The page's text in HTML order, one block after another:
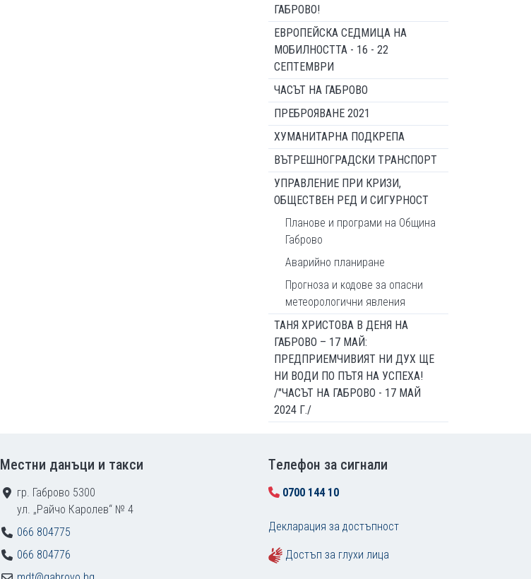
ГАБРОВО!
ЕВРОПЕЙСКА СЕДМИЦА НА
МОБИЛНОСТТА - 16 - 22
СЕПТЕМВРИ
ЧАСЪТ НА ГАБРОВО
ПРЕБРОЯВАНЕ 2021
ХУМАНИТАРНА ПОДКРЕПА
ВЪТРЕШНОГРАДСКИ ТРАНСПОРТ
УПРАВЛЕНИЕ ПРИ КРИЗИ,
ОБЩЕСТВЕН РЕД И СИГУРНОСТ
Планове и програми на Община
Габрово
Аварийно планиране
Прогноза и кодове за опасни
метеорологични явления
ТАНЯ ХРИСТОВА В ДЕНЯ НА
ГАБРОВО – 17 МАЙ:
ПРЕДПРИЕМЧИВИЯТ НИ ДУХ ЩЕ
НИ ВОДИ ПО ПЪТЯ НА УСПЕХА!
/"ЧАСЪТ НА ГАБРОВО - 17 МАЙ
2024 Г./
Местни данъци и такси
гр. Габрово 5300
ул. „Райчо Каролев“ № 4
066 804775
066 804776
Tелефон за сигнали
0700 144 10
Декларация за достъпност
Достъп за глухи лица